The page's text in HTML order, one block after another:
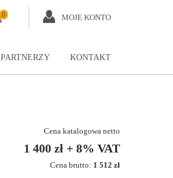
0 MOJE KONTO
PARTNERZY KONTAKT
Cena katalogowa netto
1 400 zł + 8% VAT
Cena brutto: 1 512 zł